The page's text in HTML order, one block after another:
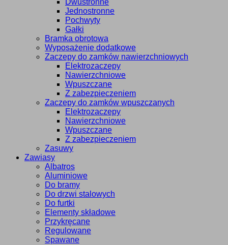
Dwustronne
Jednostronne
Pochwyty
Gałki
Bramka obrotowa
Wyposażenie dodatkowe
Zaczepy do zamków nawierzchniowych
Elektrozaczepy
Nawierzchniowe
Wpuszczane
Z zabezpieczeniem
Zaczepy do zamków wpuszczanych
Elektrozaczepy
Nawierzchniowe
Wpuszczane
Z zabezpieczeniem
Zasuwy
Zawiasy
Albatros
Aluminiowe
Do bramy
Do drzwi stalowych
Do furtki
Elementy składowe
Przykręcane
Regulowane
Spawane